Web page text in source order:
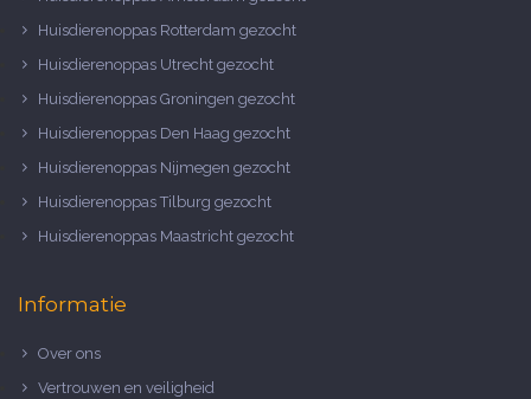
Huisdierenoppas Rotterdam gezocht
Huisdierenoppas Utrecht gezocht
Huisdierenoppas Groningen gezocht
Huisdierenoppas Den Haag gezocht
Huisdierenoppas Nijmegen gezocht
Huisdierenoppas Tilburg gezocht
Huisdierenoppas Maastricht gezocht
Informatie
Over ons
Vertrouwen en veiligheid